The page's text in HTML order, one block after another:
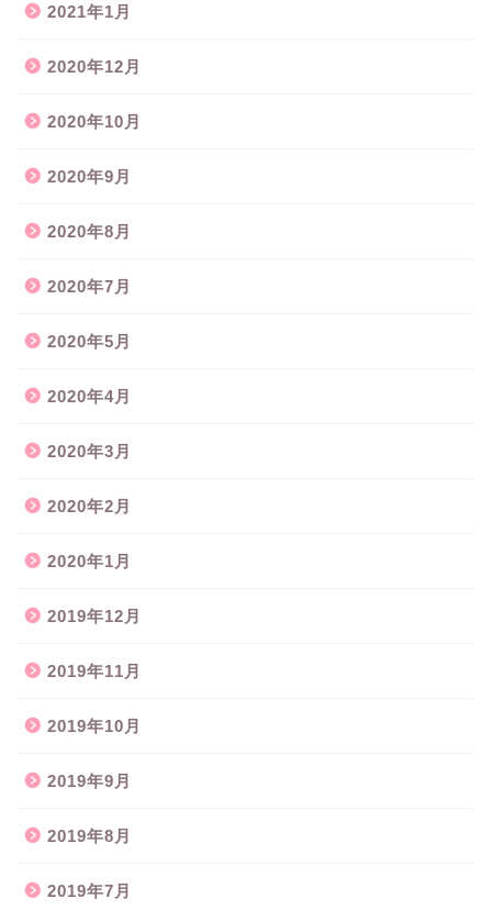
2021年1月
2020年12月
2020年10月
2020年9月
2020年8月
2020年7月
2020年5月
2020年4月
2020年3月
2020年2月
2020年1月
2019年12月
2019年11月
2019年10月
2019年9月
2019年8月
2019年7月